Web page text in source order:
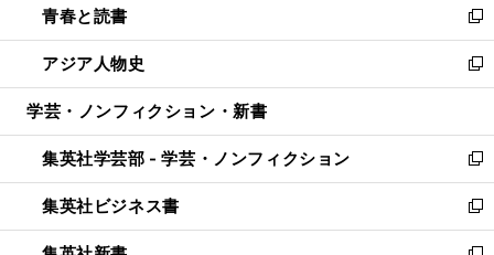
で
開
く
ド
ウ
で
開
ィ
ン
ド
ウ
開
く
い
ウ
ィ
ン
ウ
で
開
く
青春と読書
新
し
い
ウ
ン
ド
ウ
で
開
アジア人物史
新
し
ウ
ィ
ン
ド
ウ
学芸・ノンフィクション・新書
集英社学芸部 - 学芸・ノンフィクション
新
し
い
ウ
集英社ビジネス書
新
し